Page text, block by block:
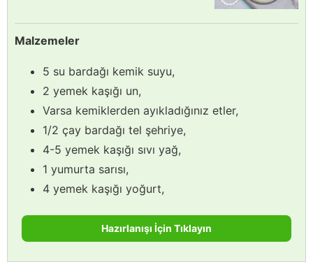
Malzemeler
5 su bardağı kemik suyu,
2 yemek kaşığı un,
Varsa kemiklerden ayıkladığınız etler,
1/2 çay bardağı tel şehriye,
4-5 yemek kaşığı sıvı yağ,
1 yumurta sarısı,
4 yemek kaşığı yoğurt,
Hazırlanışı İçin Tıklayın